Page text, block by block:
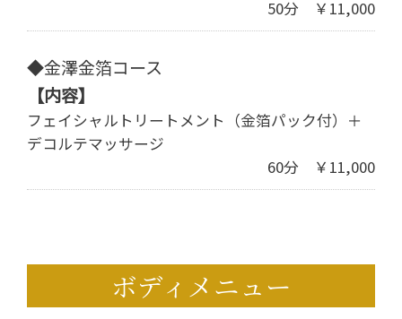
50分 ￥11,000
◆金澤金箔コース
【内容】
フェイシャルトリートメント（金箔パック付）＋
デコルテマッサージ
60分 ￥11,000
ボディメニュー